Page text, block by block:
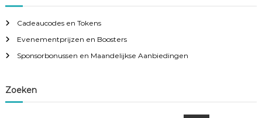
Cadeaucodes en Tokens
Evenementprijzen en Boosters
Sponsorbonussen en Maandelijkse Aanbiedingen
Zoeken